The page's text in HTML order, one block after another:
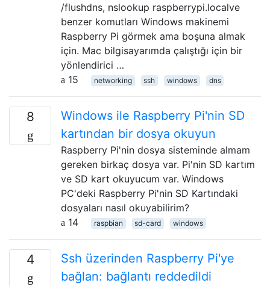
/flushdns, nslookup raspberrypi.localve
benzer komutları Windows makinemi
Raspberry Pi görmek ama boşuna almak
için. Mac bilgisayarımda çalıştığı için bir
yönlendirici …
15
networking ssh windows dns
8
Windows ile Raspberry Pi'nin SD
kartından bir dosya okuyun
Raspberry Pi'nin dosya sisteminde almam
gereken birkaç dosya var. Pi'nin SD kartım
ve SD kart okuyucum var. Windows
PC'deki Raspberry Pi'nin SD Kartındaki
dosyaları nasıl okuyabilirim?
14
raspbian sd-card windows
4
Ssh üzerinden Raspberry Pi'ye
bağlan: bağlantı reddedildi